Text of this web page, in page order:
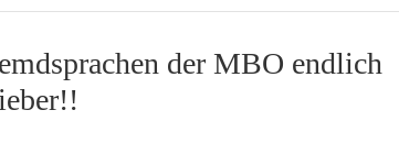
der MBO endlich